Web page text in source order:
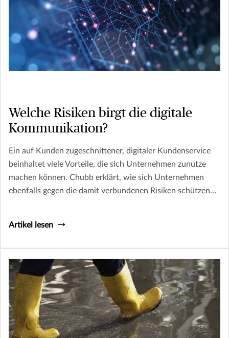
Welche Risiken birgt die digitale
Kommunikation?
Ein auf Kunden zugeschnittener, digitaler Kundenservice
beinhaltet viele Vorteile, die sich Unternehmen zunutze
machen können. Chubb erklärt, wie sich Unternehmen
ebenfalls gegen die damit verbundenen Risiken schützen
Artikel lesen